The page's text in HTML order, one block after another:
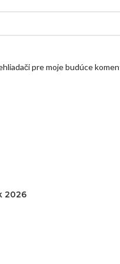
pre moje budúce
2026